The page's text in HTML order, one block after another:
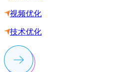
视频优化
技术优化